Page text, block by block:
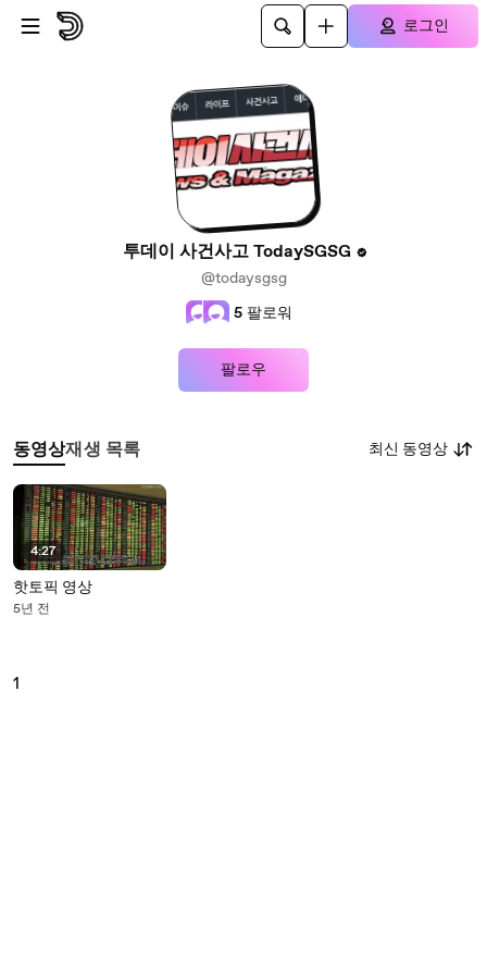
본문으로 건너뛰기
로그인
투데이 사건사고 TodaySGSG
@todaysgsg
5 팔로워
팔로우
동영상재생 목록 최신 동영상
4:27
핫토픽 영상
5년 전
1